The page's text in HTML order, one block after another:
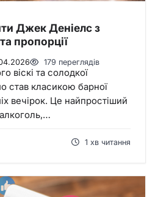
Джек Деніелс з
пропорції
179 переглядів
віскі та солодкої
став класикою барної
вечірок. Це найпростіший
1 хв читання